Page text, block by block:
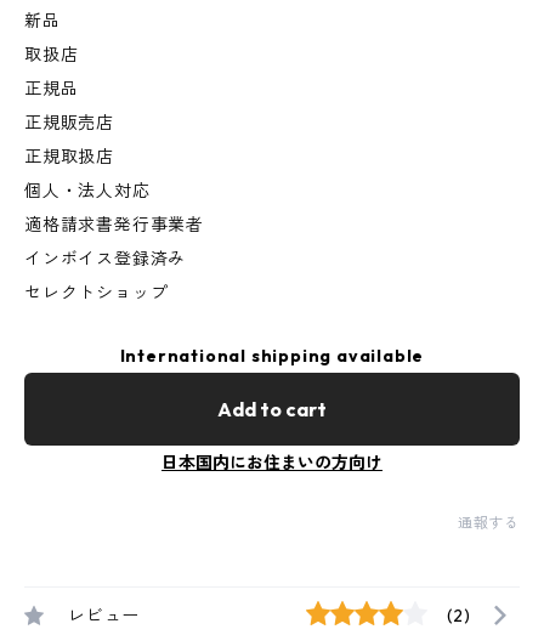
新品
取扱店
正規品
正規販売店
正規取扱店
個人・法人対応
適格請求書発行事業者
インボイス登録済み
セレクトショップ
International shipping available
Add to cart
日本国内にお住まいの方向け
通報する
レビュー (2)